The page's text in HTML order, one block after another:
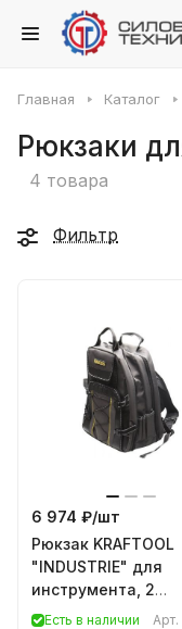
Главная Каталог
Рюкзаки
4 товара
Фильтр
6 974 ₽/шт
Рюкзак KRAFTOOL
"INDUSTRIE" для
инструмента, 2
внутренних
Есть в наличии Арт.